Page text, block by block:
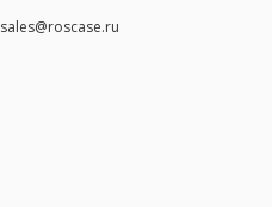
sales@roscase.ru